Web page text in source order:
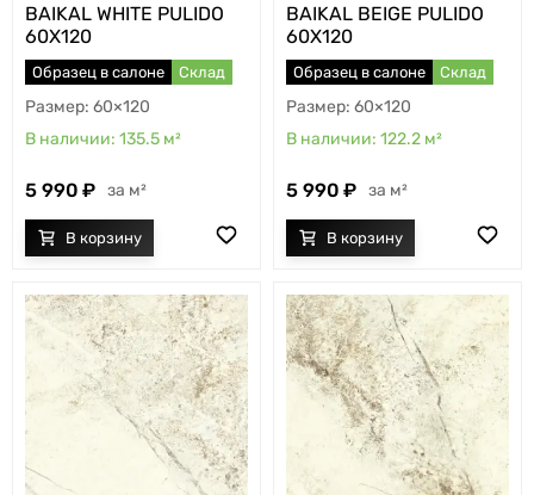
BAIKAL WHITE PULIDO
60X120
Образец в салоне Склад
60×120
135.5 м²
5 990 м²
BAIKAL BEIGE PULIDO
60X120
Образец в салоне Склад
60×120
122.2 м²
5 990 м²